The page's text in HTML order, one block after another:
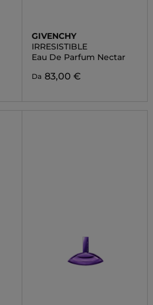
GIVENCHY
IRRESISTIBLE
Eau De Parfum Nectar
Da 83,00 €